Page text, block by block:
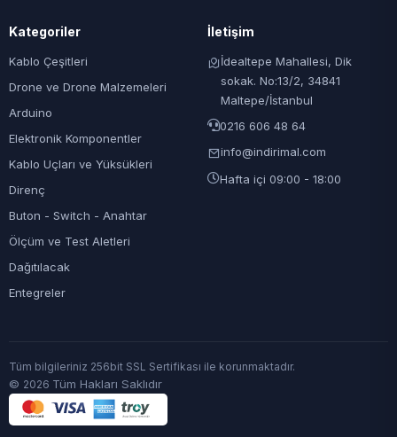
Kategoriler
Kablo Çeşitleri
Drone ve Drone Malzemeleri
Arduino
Elektronik Komponentler
Kablo Uçları ve Yüksükleri
Direnç
Buton - Switch - Anahtar
Ölçüm ve Test Aletleri
Dağıtılacak
Entegreler
İletişim
İdealtepe Mahallesi, Dik
sokak. No:13/2, 34841
Maltepe/İstanbul
0216 606 48 64
info@indirimal.com
Hafta içi 09:00 - 18:00
Tüm bilgileriniz 256bit SSL Sertifikası ile korunmaktadır.
© 2026 Tüm Hakları Saklıdır